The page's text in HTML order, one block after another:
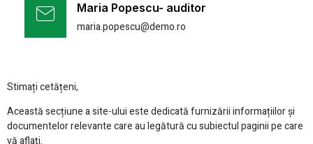
Maria Popescu- auditor
maria.popescu@demo.ro
Stimați cetățeni,
Această secțiune a site-ului este dedicată furnizării informațiilor și
documentelor relevante care au legătură cu subiectul paginii pe care
vă aflați.